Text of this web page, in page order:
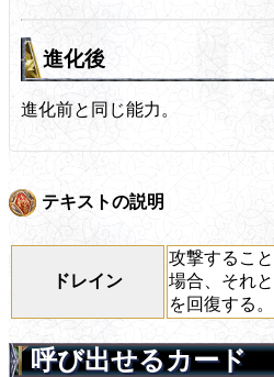
進化後
進化前と同じ能力。
テキストの説明
ドレイン
攻撃するこ
場合、それ
を回復する。
呼び出せるカード